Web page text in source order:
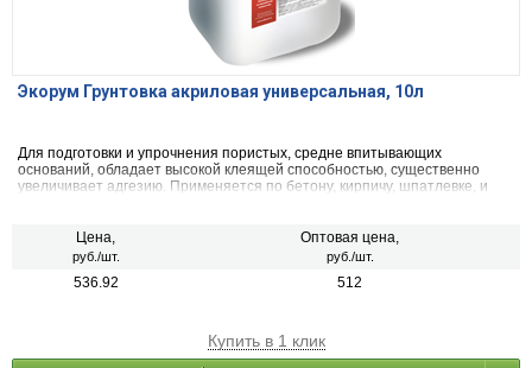
Экорум Грунтовка акриловая универсальная, 10л
Для подготовки и упрочнения пористых, средне впитывающих
оснований, обладает высокой клеящей способностью, существенно
увеличивает адгезию. Применяется по бетону, кирпичу, шпатлевке, и
Цена,
руб./шт.
Оптовая цена,
руб./шт.
536.92 512
Купить в 1 клик